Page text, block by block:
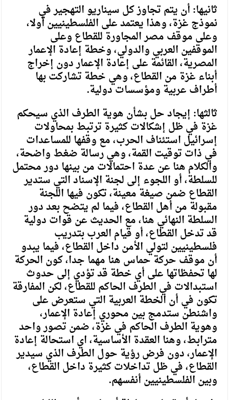
ثانيها: أن يتم تجاوز كل سيناريو التهجير في
نموذج غزة، وهذا يعتمد على الفلسطينيين أولا،
وعلى موقف مصر المجاورة للقطاع وعلى
الموقفين العربي والدولي، وخطة إعادة الإعمار
المصرية، القائمة على إعادة الإعمار دون إخراج
أبناء غزة من القطاع، وهي خطة تشاركت بها
أطراف عربية ومؤسسات دولية.
ثالثها: إيجاد حل بشأن هوية الطرف الذي سيحكم
غزة في ظل إشكالات كثيرة ترتبط بمحاولات
إسرائيل استئناف الحرب، مع وقفها للمساعدات
في ذات توقيت القمة، وهي رسالة ضغط واضحة،
والكلام هنا عن عدة احتمالات من بينها دور محتمل
للسلطة، أو اللجوء إلى لجنة الإسناد التي ستدير
القطاع ضمن صيغة معينة، تكون فيها اللجنة
مقبولة من أهل القطاع، فيما لم يتضح بعد دور
السلطة النهائي هنا، مع الحديث عن قوات دولية
قد تدخل القطاع، أو قيام العرب بتدريب
فلسطينيين لتولي الأمن داخل القطاع، فيما يبدو
أن موقف حركة حماس هنا مهما جدا، كون الحركة
لها تحفظاتها على أي خطة قد تؤدي إلى حدوث
استبدالات في الطرف الحاكم للقطاع، لكن المفارقة
تكون في أن الخطة العربية التي ستعرض على
واشنطن ستدمج بين محوري إعادة الإعمار،
وهوية الطرف الحاكم في غزة، ضمن تصور واحد
مترابط، وهنا العقدة الأساسية، اي استحالة إعادة
الإعمار، دون فرض رؤية حول الطرف الذي سيدير
القطاع، في ظل تداخلات كثيرة داخل القطاع،
وبين الفلسطينيين أنفسهم.